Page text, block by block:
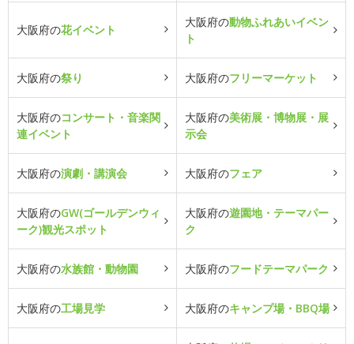
大阪府の花イベント
大阪府の動物ふれあいイベン
ト
大阪府の祭り 大阪府のフリーマーケット
大阪府のコンサート・音楽関
連イベント
大阪府の美術展・博物展・展
示会
大阪府の演劇・講演会 大阪府のフェア
大阪府のGW(ゴールデンウィ
ーク)観光スポット
大阪府の遊園地・テーマパー
ク
大阪府の水族館・動物園 大阪府のフードテーマパーク
大阪府の工場見学 大阪府のキャンプ場・BBQ場